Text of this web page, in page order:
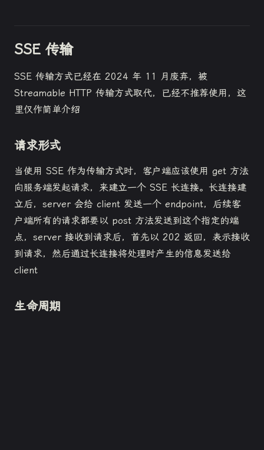
SSE 传输
SSE 传输方式已经在 2024 年 11 月废弃，被
Streamable HTTP 传输方式取代，已经不推荐使用，这
里仅作简单介绍
请求形式
当使用 SSE 作为传输方式时，客户端应该使用 get 方法
向服务端发起请求，来建立一个 SSE 长连接。长连接建
立后，server 会给 client 发送一个 endpoint，后续客
户端所有的请求都要以 post 方法发送到这个指定的端
点，server 接收到请求后，首先以 202 返回，表示接收
到请求，然后通过长连接将处理时产生的信息发送给
client
生命周期